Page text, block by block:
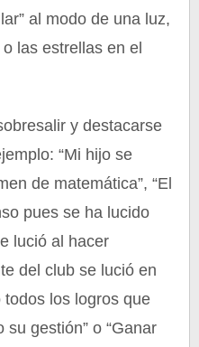
al modo de una luz,
las estrellas en el
y destacarse
“Mi hijo se
de matemática”, “El
pues se ha lucido
lució al hacer
del club se lució en
los logros que
gestión” o “Ganar